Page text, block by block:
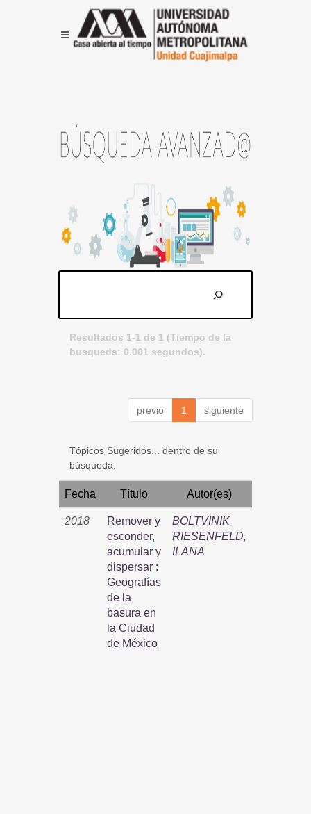
Resultados 1-1 de 1 (Tiempo de la
busqueda: 0.001 segundos).
previo 1 siguiente
Tópicos Sugeridos... dentro de su
búsqueda.
Fecha Título Autor(es)
2018
Remover y
esconder,
acumular y
dispersar :
Geografías
de la
basura en
la Ciudad
de México
BOLTVINIK
RIESENFELD,
ILANA